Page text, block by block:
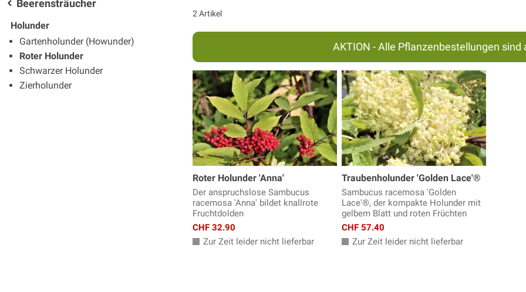
Beerensträucher
Holunder
Gartenholunder (Howunder)
Roter Holunder
Schwarzer Holunder
Zierholunder
2 Artikel
AKTION - Alle Pflanzenbestellungen
Roter Holunder 'Anna'
Der anspruchslose Sambucus
racemosa 'Anna' bildet knallrote
Fruchtdolden
CHF 32.90
Zur Zeit leider nicht lieferbar
Traubenholunder 'Golden Lace'®
Sambucus racemosa 'Golden
Lace'®, der kompakte Holunder mit
gelbem Blatt und roten Früchten
CHF 57.40
Zur Zeit leider nicht lieferbar